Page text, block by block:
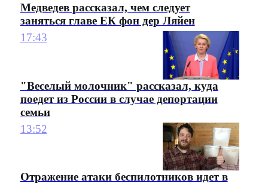
Медведев рассказал, чем следует
заняться главе ЕК фон дер Ляйен
17:43
"Веселый молочник" рассказал, куда
поедет из России в случае депортации
семьи
13:52
Отражение атаки беспилотников идет в